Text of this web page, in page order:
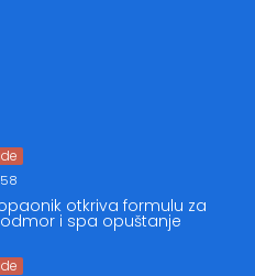
otkriva formulu za
i spa opuštanje